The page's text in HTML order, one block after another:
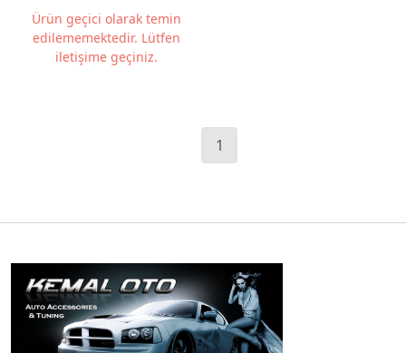
Ürün geçici olarak temin
edilememektedir. Lütfen
iletişime geçiniz.
1